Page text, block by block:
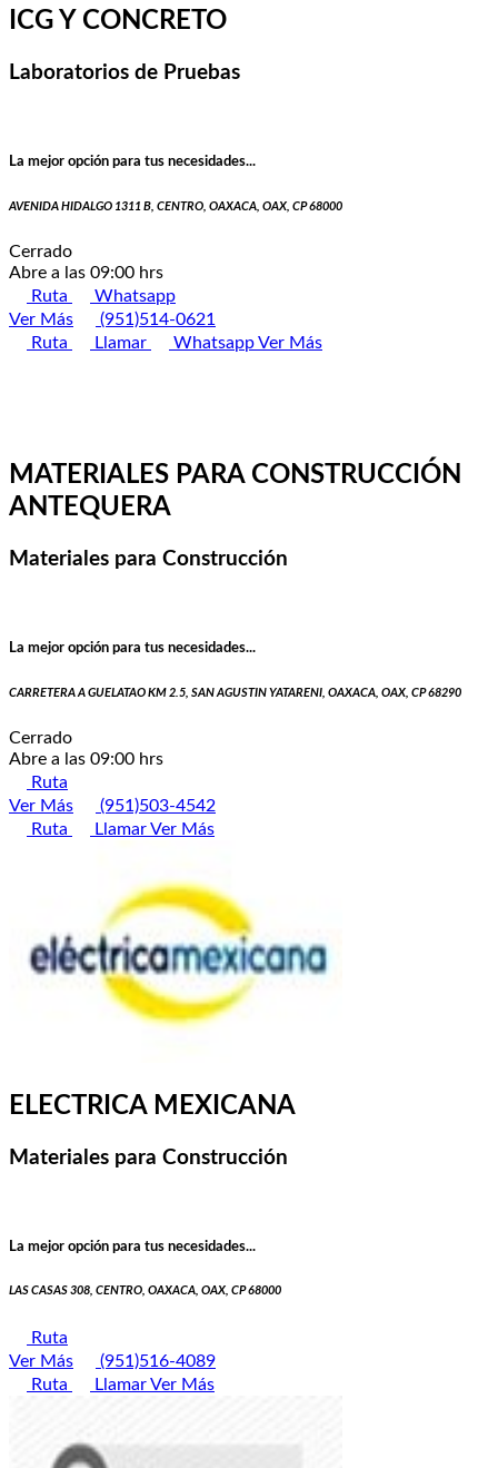
ICG Y CONCRETO
Laboratorios de Pruebas
La mejor opción para tus necesidades...
AVENIDA HIDALGO 1311 B, CENTRO, OAXACA, OAX, CP 68000
Cerrado
Abre a las 09:00 hrs
Ruta
Whatsapp
Ver Más
(951)514-0621
Ruta
Llamar WhatsappVer Más
MATERIALES PARA CONSTRUCCIÓN
ANTEQUERA
Materiales para Construcción
La mejor opción para tus necesidades...
CARRETERA A GUELATAO KM 2.5, SAN AGUSTIN YATARENI, OAXACA, OAX, CP 68290
Cerrado
Abre a las 09:00 hrs
Ruta
Ver Más
(951)503-4542
Ruta
LlamarVer Más
ELECTRICA MEXICANA
Materiales para Construcción
La mejor opción para tus necesidades...
LAS CASAS 308, CENTRO, OAXACA, OAX, CP 68000
Ruta
Ver Más
(951)516-4089
Ruta
LlamarVer Más